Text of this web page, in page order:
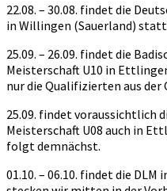
22.08. – 30.08. findet die
in Willingen (Sauerland)
25.09. – 26.09. findet die
Meisterschaft U10 in
nur die Qualifizierten aus der
25.09. findet voraussichtlich
Meisterschaft U08 auch in
folgt demnächst.
01.10. – 06.10. findet die